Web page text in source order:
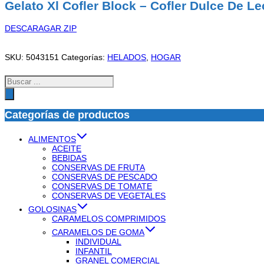
Gelato Xl Cofler Block – Cofler Dulce De
DESCARAGAR ZIP
SKU: 5043151 Categorías: HELADOS HOGAR
Búsqueda
de
productos
Categorías de productos
ALIMENTOS
ACEITE
BEBIDAS
CONSERVAS DE FRUTA
CONSERVAS DE PESCADO
CONSERVAS DE TOMATE
CONSERVAS DE VEGETALES
GOLOSINAS
CARAMELOS COMPRIMIDOS
CARAMELOS DE GOMA
INDIVIDUAL
INFANTIL
GRANEL COMERCIAL